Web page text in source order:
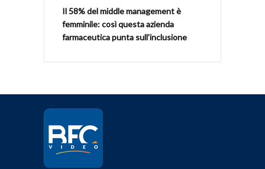
Il 58% del middle management è
femminile: così questa azienda
farmaceutica punta sull’inclusione